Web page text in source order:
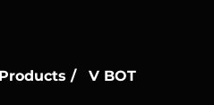
/ V BOT